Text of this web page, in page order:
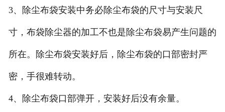
3、除尘布袋安装中务必除尘布袋的尺寸与安装尺
寸，布袋除尘器的加工不也是除尘布袋易产生问题的
所在。除尘布袋安装好后，除尘布袋的口部密封严
密，手很难转动。
4、除尘布袋口部弹开，安装好后没有余量。